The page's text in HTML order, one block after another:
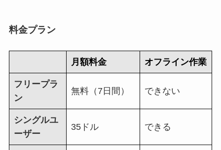
料金プラン
月額料金 オフライン作業
フリープラ
ン
無料（7日間） できない
シングルユ
ーザー
35ドル できる